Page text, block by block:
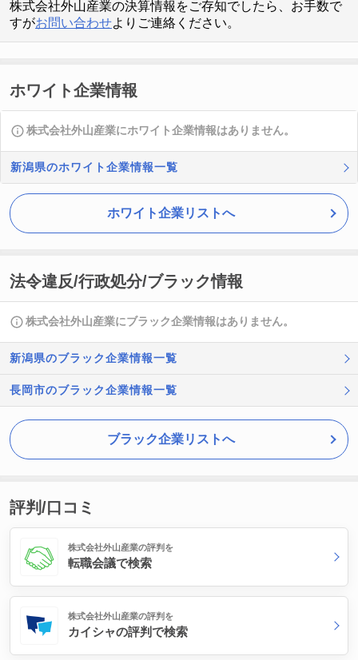
株式会社外山産業の決算情報をご存知でしたら、お手数で
すがお問い合わせよりご連絡ください。
ホワイト企業情報
株式会社外山産業にホワイト企業情報はありません。
新潟県のホワイト企業情報一覧
ホワイト企業リストへ
法令違反/行政処分/ブラック情報
株式会社外山産業にブラック企業情報はありません。
新潟県のブラック企業情報一覧
長岡市のブラック企業情報一覧
ブラック企業リストへ
評判/口コミ
株式会社外山産業の評判を
転職会議で検索
株式会社外山産業の評判を
カイシャの評判で検索